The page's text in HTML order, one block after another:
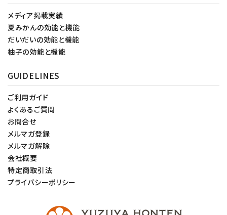
メディア掲載実績
夏みかんの効能と機能
だいだいの効能と機能
柚子の効能と機能
GUIDELINES
ご利用ガイド
よくあるご質問
お問合せ
メルマガ登録
メルマガ解除
会社概要
特定商取引法
プライバシーポリシー